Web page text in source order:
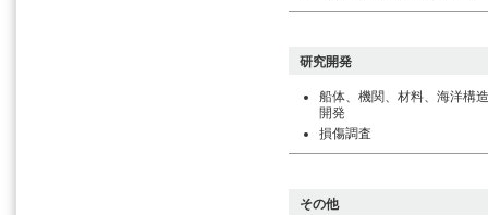
研究開発
船体、機関、材料、海洋構
開発
損傷調査
その他